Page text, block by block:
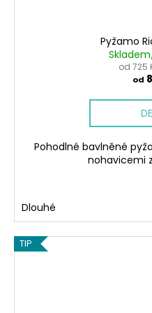
Pyžamo
od 725
od
Pohodlné bavlněné
nohavicemi
Dlouhé
TIP